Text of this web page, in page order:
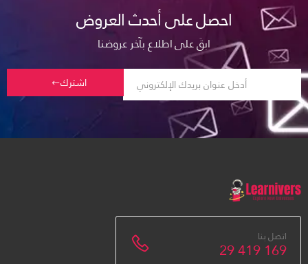
احصل على أحدث العروض
ابقَ على اطلاع بآخر عروضنا
اشترك
اتصل بنا
29 419 169